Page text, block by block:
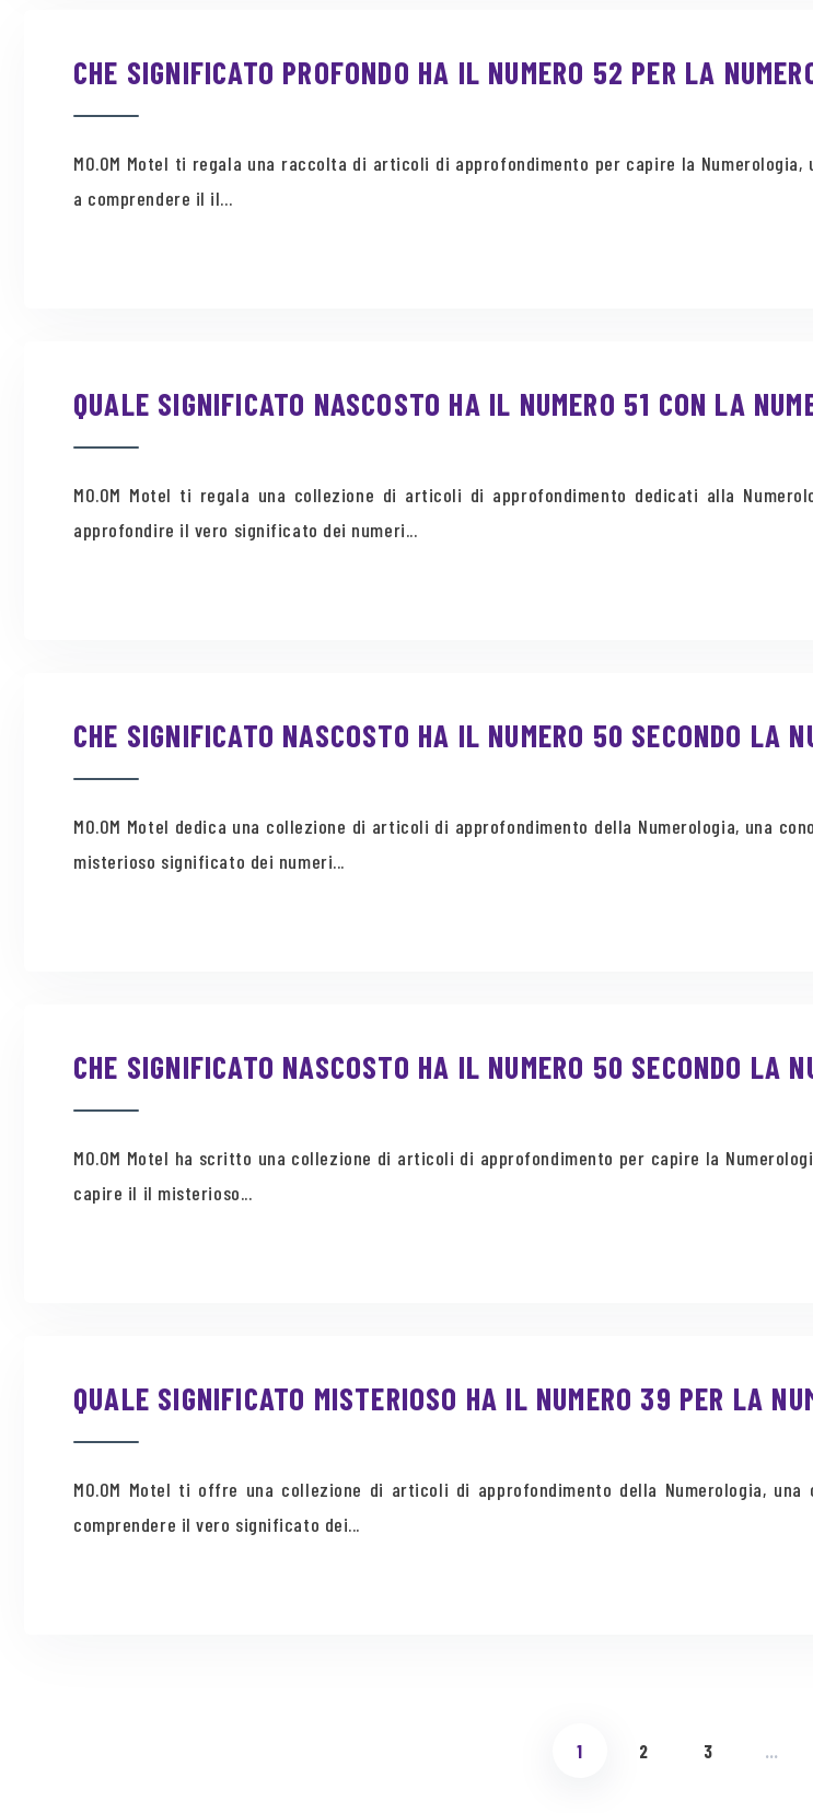
CHE SIGNIFICATO PROFONDO HA IL NUMERO 52 PER LA
MO.OM Motel ti regala una raccolta di articoli di approfondimento per capire la
a comprendere il il...
QUALE SIGNIFICATO NASCOSTO HA IL NUMERO 51 CON LA
MO.OM Motel ti regala una collezione di articoli di approfondimento dedicati alla
approfondire il vero significato dei numeri...
CHE SIGNIFICATO NASCOSTO HA IL NUMERO 50 SECONDO LA
MO.OM Motel dedica una collezione di articoli di approfondimento della Numerologia, una
misterioso significato dei numeri...
CHE SIGNIFICATO NASCOSTO HA IL NUMERO 50 SECONDO LA
MO.OM Motel ha scritto una collezione di articoli di approfondimento per capire la
capire il il misterioso...
QUALE SIGNIFICATO MISTERIOSO HA IL NUMERO 39 PER LA
MO.OM Motel ti offre una collezione di articoli di approfondimento della Numerologia,
comprendere il vero significato dei...
1 2 3 …